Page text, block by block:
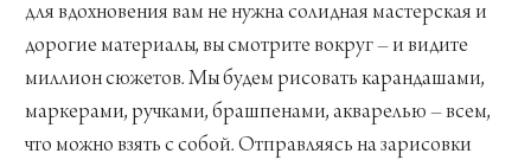
для вдохновения вам не нужна солидная мастерская и
дорогие материалы, вы смотрите вокруг – и видите
миллион сюжетов. Мы будем рисовать карандашами,
маркерами, ручками, брашпенами, акварелью – всем,
что можно взять с собой. Отправляясь на зарисовки